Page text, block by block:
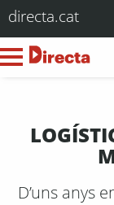
directa.cat
D’uns anys